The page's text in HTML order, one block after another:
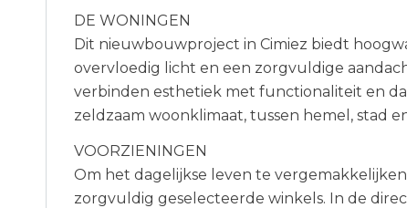
DE WONINGEN
Dit nieuwbouwproject in Cimiez biedt
overvloedig licht en een zorgvuldige
verbinden esthetiek met functionaliteit en
zeldzaam woonklimaat, tussen hemel, stad
VOORZIENINGEN
Om het dagelijkse leven te
zorgvuldig geselecteerde winkels. In de